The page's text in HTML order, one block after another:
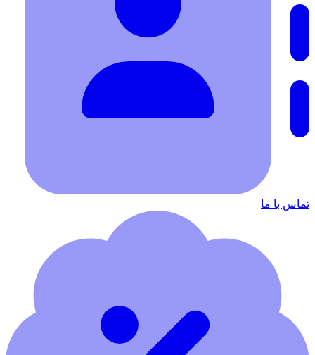
تماس با ما